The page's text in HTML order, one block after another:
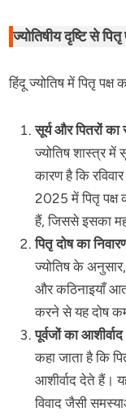
ज्योतिषीय दृष्टि से पितृ
हिंदू ज्योतिष में पितृ
सूर्य और पितरों
ज्योतिष शास्त्र में
कारण है कि
2025 में पितृ पक्ष
हैं, जिससे इसका
पितृ दोष का
ज्योतिष के
और कठिनाइयाँ
करने से यह दोष
पूर्वजों का आशीर्वाद
कहा जाता है कि
आशीर्वाद देते हैं।
विवाद जैसी